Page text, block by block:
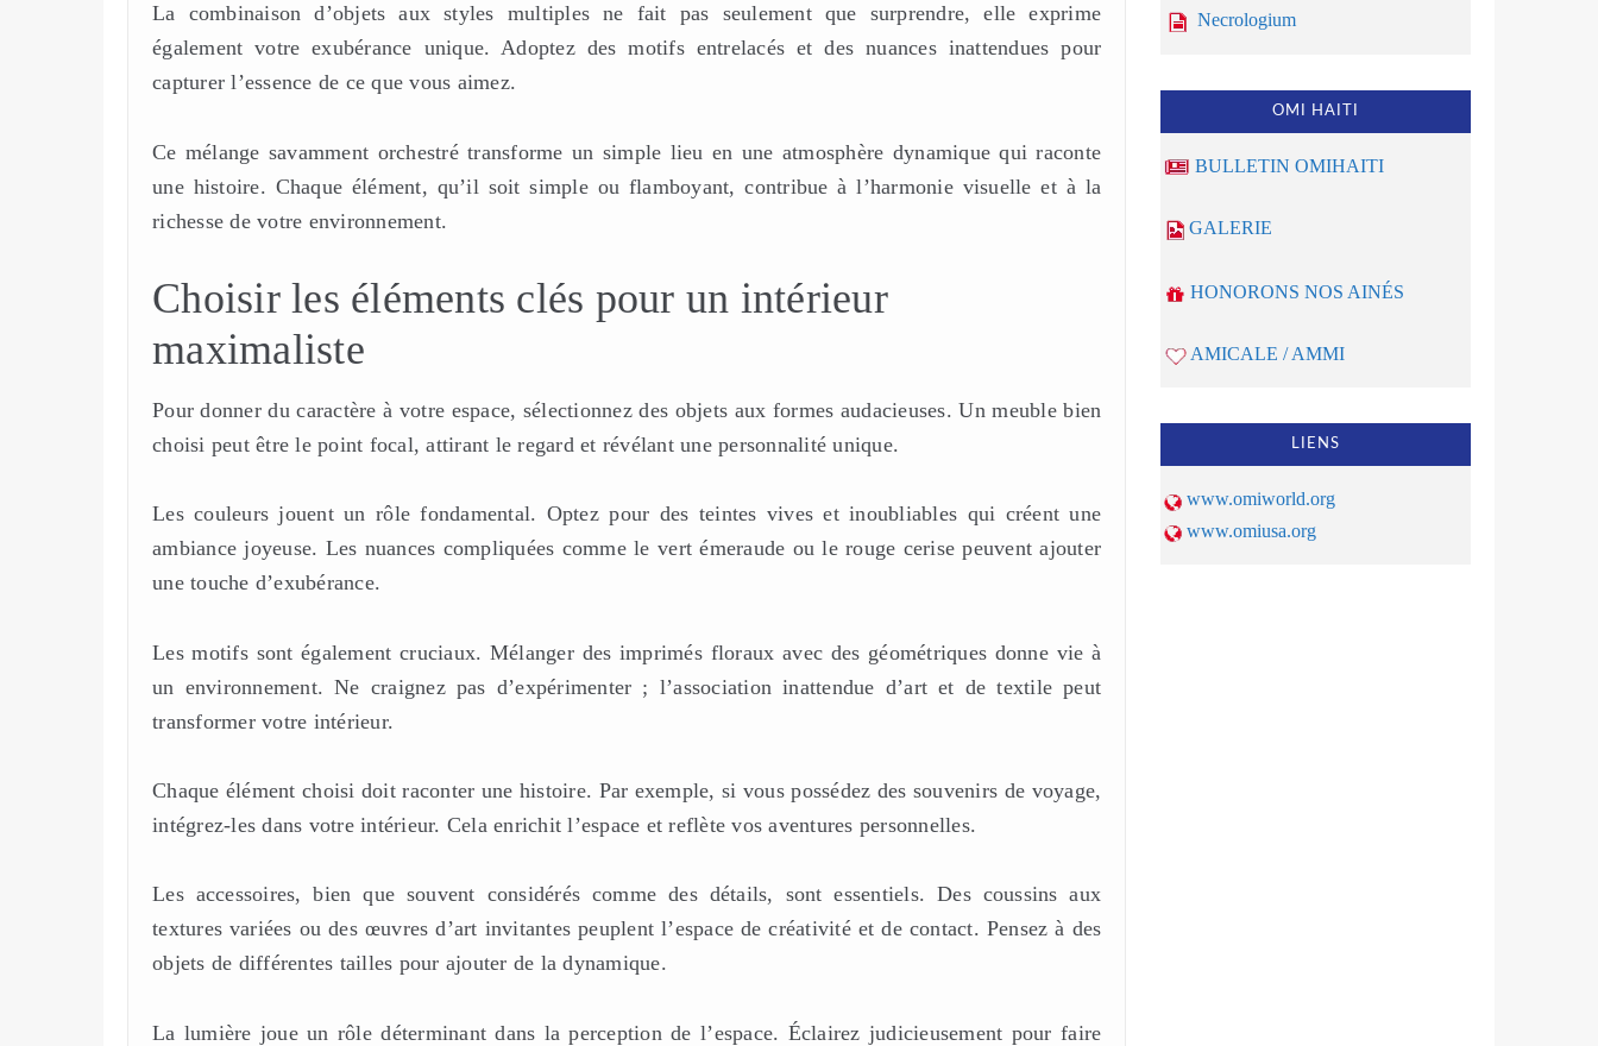
La combinaison d’objets aux styles multiples ne fait pas seulement que surprendre, elle exprime
également votre exubérance unique. Adoptez des motifs entrelacés et des nuances inattendues pour
capturer l’essence de ce que vous aimez.
Ce mélange savamment orchestré transforme un simple lieu en une atmosphère dynamique qui raconte
une histoire. Chaque élément, qu’il soit simple ou flamboyant, contribue à l’harmonie visuelle et à la
richesse de votre environnement.
Choisir les éléments clés pour un intérieur
maximaliste
Pour donner du caractère à votre espace, sélectionnez des objets aux formes audacieuses. Un meuble bien
choisi peut être le point focal, attirant le regard et révélant une personnalité unique.
Les couleurs jouent un rôle fondamental. Optez pour des teintes vives et inoubliables qui créent une
ambiance joyeuse. Les nuances compliquées comme le vert émeraude ou le rouge cerise peuvent ajouter
une touche d’exubérance.
Les motifs sont également cruciaux. Mélanger des imprimés floraux avec des géométriques donne vie à
un environnement. Ne craignez pas d’expérimenter ; l’association inattendue d’art et de textile peut
transformer votre intérieur.
Chaque élément choisi doit raconter une histoire. Par exemple, si vous possédez des souvenirs de voyage,
intégrez-les dans votre intérieur. Cela enrichit l’espace et reflète vos aventures personnelles.
Les accessoires, bien que souvent considérés comme des détails, sont essentiels. Des coussins aux
textures variées ou des œuvres d’art invitantes peuplent l’espace de créativité et de contact. Pensez à des
objets de différentes tailles pour ajouter de la dynamique.
La lumière joue un rôle déterminant dans la perception de l’espace. Éclairez judicieusement pour faire
Necrologium
OMI HAITI
BULLETIN OMIHAITI
GALERIE
HONORONS NOS AINÉS
AMICALE / AMMI
LIENS
www.omiworld.org
www.omiusa.org